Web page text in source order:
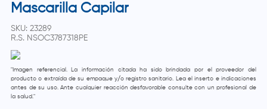
Mascarilla Capilar
SKU: 23289
R.S. NSOC3787318PE
"Imagen referencial. La información citada ha sido brindada por el proveedor del
producto o extraída de su empaque y/o registro sanitario. Lea el inserto e indicaciones
antes de su uso. Ante cualquier reacción desfavorable consulte con un profesional de
la salud."